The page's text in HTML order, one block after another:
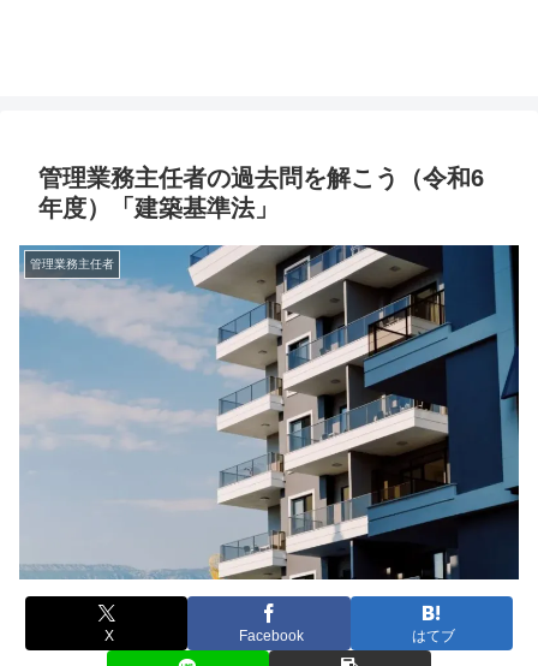
管理業務主任者の過去問を解こう（令和6
年度）「建築基準法」
管理業務主任者
X Facebook はてブ